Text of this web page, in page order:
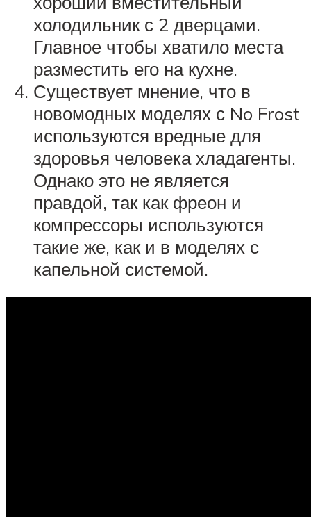
холодильник с 2 дверцами.
Главное чтобы хватило места
разместить его на кухне.
Существует мнение, что в
новомодных моделях с No Frost
используются вредные для
здоровья человека хладагенты.
Однако это не является
правдой, так как фреон и
компрессоры используются
такие же, как и в моделях с
капельной системой.